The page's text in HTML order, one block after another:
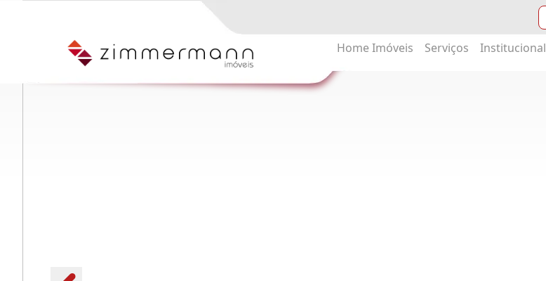
Home Imóveis Serviços Institucional